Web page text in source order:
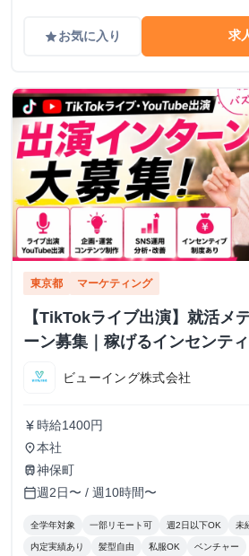
gradeお気に入り 求
東京都 マーケティング
【TikTokライブ出演】就活メ
ーン募集｜稼げるインセンテ
ビューイング株式会社
currency_yen 時給1400円
place本社
train神保町
calendar_today週2日〜 / 週10時間〜
全学年対象 一部リモート可 週2日以下OK 未
内定実績あり 髪型自由 私服OK ベンチャー